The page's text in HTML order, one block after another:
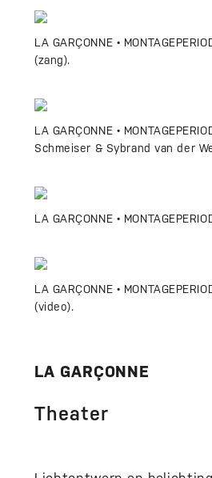
LA GARÇONNE •
(zang).
LA GARÇONNE •
Schmeiser & Sybrand van der
LA GARÇONNE •
LA GARÇONNE •
(video).
LA GARÇONNE
Theater